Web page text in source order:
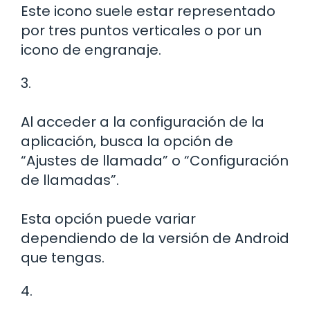
Este icono suele estar representado
por tres puntos verticales o por un
icono de engranaje.
3.
Al acceder a la configuración de la
aplicación, busca la opción de
“Ajustes de llamada” o “Configuración
de llamadas”.
Esta opción puede variar
dependiendo de la versión de Android
que tengas.
4.